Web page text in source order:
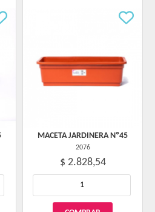
MACETA JARDINERA Nº45
2076
$ 2.828,54